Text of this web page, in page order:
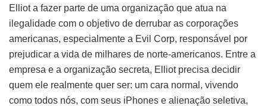
Elliot a fazer parte de uma organização que atua na
ilegalidade com o objetivo de derrubar as corporações
americanas, especialmente a Evil Corp, responsável por
prejudicar a vida de milhares de norte-americanos. Entre a
empresa e a organização secreta, Elliot precisa decidir
quem ele realmente quer ser: um cara normal, vivendo
como todos nós, com seus iPhones e alienação seletiva,